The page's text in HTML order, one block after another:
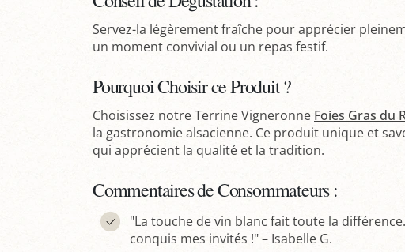
Servez-la légèrement fraîche pour apprécier
un moment convivial ou un repas festif.
Pourquoi Choisir ce Produit ?
Choisissez notre Terrine Vigneronne Foies Gras du
la gastronomie alsacienne. Ce produit unique et
qui apprécient la qualité et la tradition.
Commentaires de Consommateurs :
"La touche de vin blanc fait toute la
conquis mes invités !" – Isabelle G.